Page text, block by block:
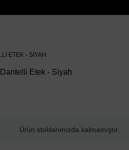
ETEK - SIYAH
Etek - Siyah
Ürün stoklarımızda kalmamıştır.